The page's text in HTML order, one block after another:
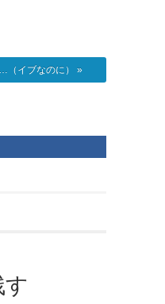
イブなのに） »